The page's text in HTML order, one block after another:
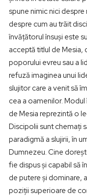
spune nimic nici despre
despre cum au trăit
învățătorul însuși este
acceptă titlul de Mesia,
poporului evreu sau a
refuză imaginea unui
slujitor care a venit să
cea a oamenilor.
de Mesia reprezintă o
Discipolii sunt chemați
paradigmă a slujirii, în
Dumnezeu. Cine
fie dispus și capabil să
de putere și dominare,
poziții superioare de